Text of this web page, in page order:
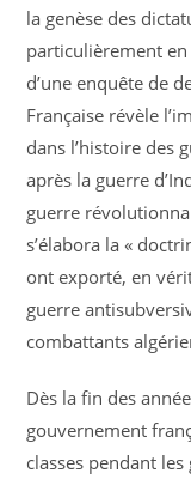
la genèse des
particulièrement
d’une enquête de
Française révèle
dans l’histoire des
après la guerre
guerre
s’élabora la «
ont exporté, en
guerre
combattants
Dès la fin des
gouvernement
classes pendant